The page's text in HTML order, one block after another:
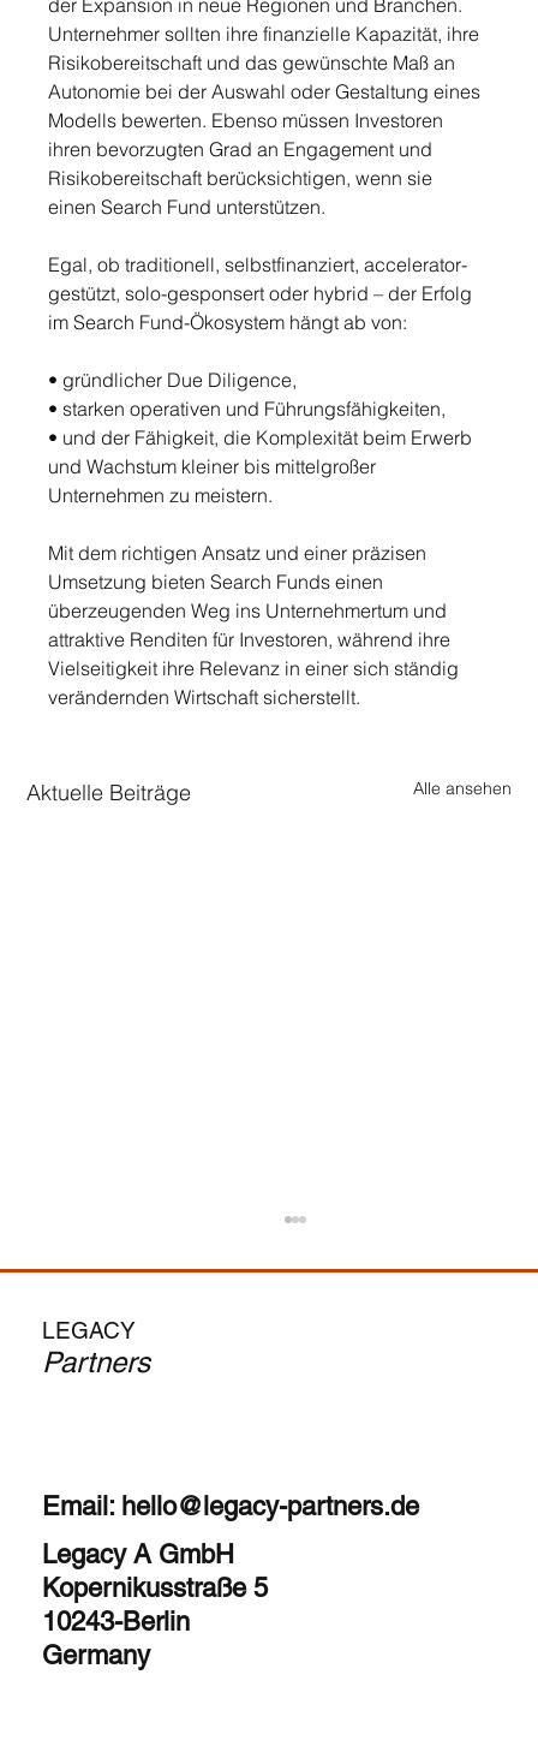
der Expansion in neue Regionen und Branchen.
Unternehmer sollten ihre finanzielle Kapazität, ihre
Risikobereitschaft und das gewünschte Maß an
Autonomie bei der Auswahl oder Gestaltung eines
Modells bewerten. Ebenso müssen Investoren
ihren bevorzugten Grad an Engagement und
Risikobereitschaft berücksichtigen, wenn sie
einen Search Fund unterstützen.
Egal, ob traditionell, selbstfinanziert, accelerator-
gestützt, solo-gesponsert oder hybrid – der Erfolg
im Search Fund-Ökosystem hängt ab von:
• gründlicher Due Diligence,
• starken operativen und Führungsfähigkeiten,
• und der Fähigkeit, die Komplexität beim Erwerb
und Wachstum kleiner bis mittelgroßer
Unternehmen zu meistern.
Mit dem richtigen Ansatz und einer präzisen
Umsetzung bieten Search Funds einen
überzeugenden Weg ins Unternehmertum und
attraktive Renditen für Investoren, während ihre
Vielseitigkeit ihre Relevanz in einer sich ständig
verändernden Wirtschaft sicherstellt.
Aktuelle Beiträge Alle ansehen
Weg für Dich?
Originals. Die Anziehungskraft ist unbestreitbar
– in deinen 30ern CEO werden, dein eigenes...
LEGACY
Partners
Email: hello@legacy-partners.de
Legacy A GmbH
Kopernikusstraße 5
10243-Berlin
Germany